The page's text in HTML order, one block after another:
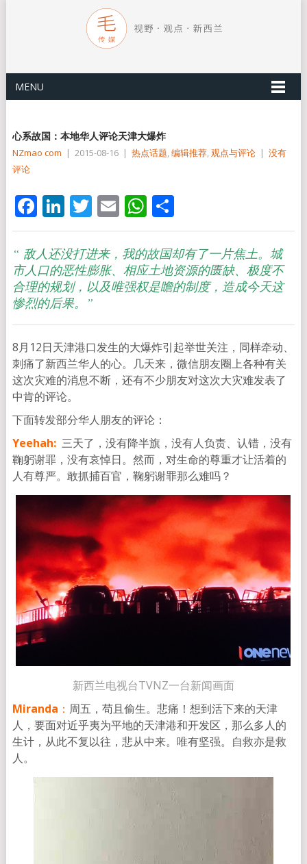
MENU
心系故国：本地华人评论天津大爆炸
NZmao com | 2015-08-16 | 热点话题,编辑推荐,观点与评论 | 没有
评论
Facebook
LinkedIn
Twitter
EmailWhatsApp
分
享
“ 敌人还没打进来，我的故国却有了一片焦土。城
市人口的恶性膨胀、相应土地资源的匮缺、极度不
合理的规划，以及唯强权是瞻的制度，造成今天这
惨烈的后果。”
8月12日天津港口发生的大爆炸引起举世关注，同样牵动、
刺痛了新西兰华人的心。几天来，微信朋友圈上各种有关
这次灾难的消息不断，还有不少朋友对这次大灾难发表了
中肯的评论。
下面转发部分华人朋友的评论：
Yeehah: 三天了，没有降半旗，没有人负责、认错，没有
鞠躬谢罪，没有哀悼日。然而，对生命的尊重才让活着的
人有尊严。敢抓捕百官，鞠躬谢罪那么难吗？
新西兰电视台TVNZ一台新闻画面
Miranda ： 周五，苟且偷生。悲痛！想到活下来的天津
人，要面对近乎夷为平地的天津港和开发区，那么多人的
生计，从此不复以往，悲从中来。唯有坚强。自救亦是救
人。